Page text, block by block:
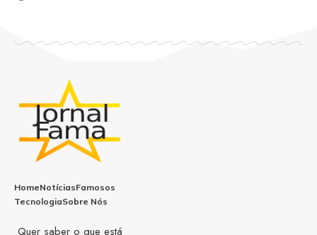
HomeNotíciasFamosos
TecnologiaSobre Nós
Quer saber o que está